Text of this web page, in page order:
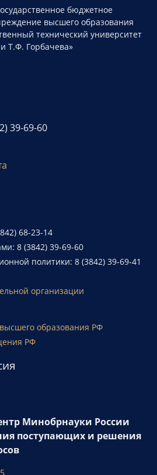
бюджетное
высшего образования
технический университет
Т.Ф. Горбачева»
39-69-60
68-23-14
8 (3842) 39-69-60
политики: 8 (3842) 39-69-41
организации
образования РФ
РФ
Минобрнауки России
поступающих и решения